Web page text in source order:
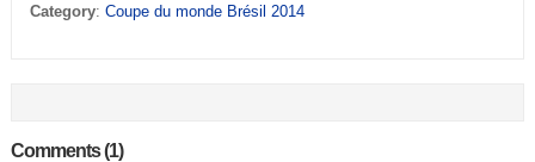
Category: Coupe du monde Brésil 2014
Comments (1)